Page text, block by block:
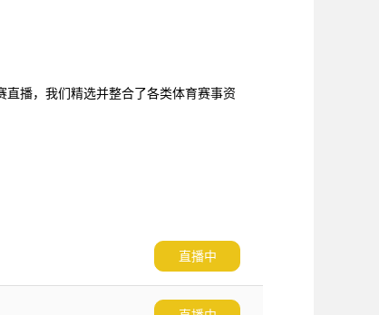
播，我们精选并整合了各类体育赛事资
直播中